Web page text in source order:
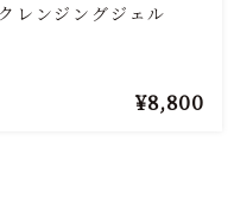
クレンジングジェル
¥8,800